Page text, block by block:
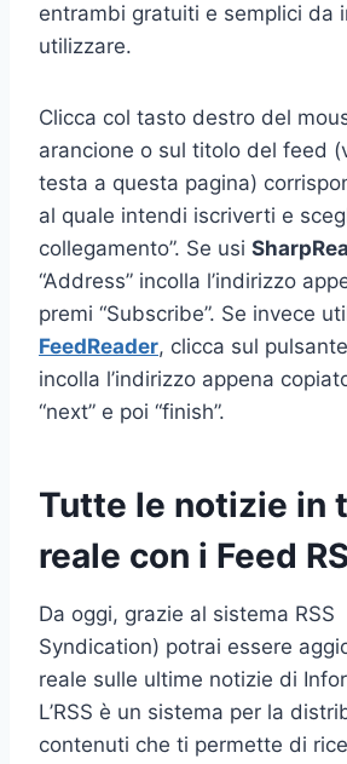
entrambi gratuiti e semplici da
utilizzare.
Clicca col tasto destro del
arancione o sul titolo del feed
testa a questa pagina)
al quale intendi iscriverti e
collegamento”. Se usi
“Address” incolla l’indirizzo
premi “Subscribe”. Se invece
FeedReader, clicca sul
incolla l’indirizzo appena
“next” e poi “finish”.
Tutte le notizie in
reale con i Feed
Da oggi, grazie al sistema RSS
Syndication) potrai essere
reale sulle ultime notizie di
L’RSS è un sistema per la
contenuti che ti permette di